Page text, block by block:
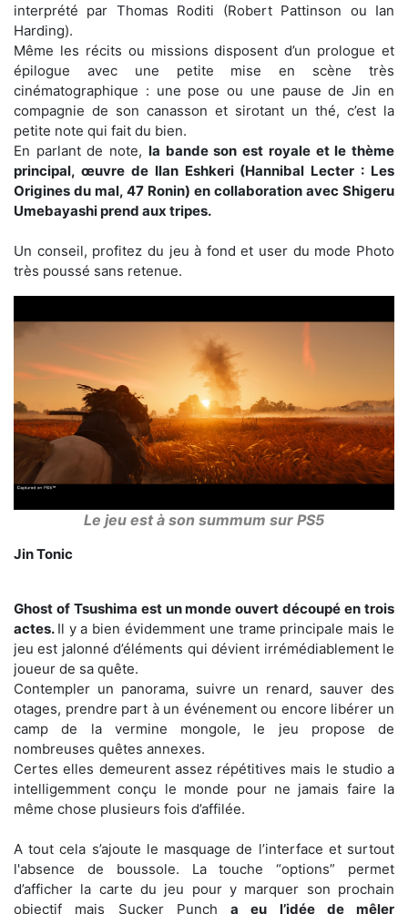
interprété par Thomas Roditi (Robert Pattinson ou Ian
Harding).
Même les récits ou missions disposent d’un prologue et
épilogue avec une petite mise en scène très
cinématographique : une pose ou une pause de Jin en
compagnie de son canasson et sirotant un thé, c’est la
petite note qui fait du bien.
En parlant de note, la bande son est royale et le thème
principal, œuvre de Ilan Eshkeri (Hannibal Lecter : Les
Origines du mal, 47 Ronin) en collaboration avec Shigeru
Umebayashi prend aux tripes.
Un conseil, profitez du jeu à fond et user du mode Photo
très poussé sans retenue.
Le jeu est à son summum sur PS5
Jin Tonic
Ghost of Tsushima est un monde ouvert découpé en trois
actes. Il y a bien évidemment une trame principale mais le
jeu est jalonné d’éléments qui dévient irrémédiablement le
joueur de sa quête.
Contempler un panorama, suivre un renard, sauver des
otages, prendre part à un événement ou encore libérer un
camp de la vermine mongole, le jeu propose de
nombreuses quêtes annexes.
Certes elles demeurent assez répétitives mais le studio a
intelligemment conçu le monde pour ne jamais faire la
même chose plusieurs fois d’affilée.
A tout cela s’ajoute le masquage de l’interface et surtout
l'absence de boussole. La touche “options” permet
d’afficher la carte du jeu pour y marquer son prochain
objectif mais Sucker Punch a eu l’idée de mêler